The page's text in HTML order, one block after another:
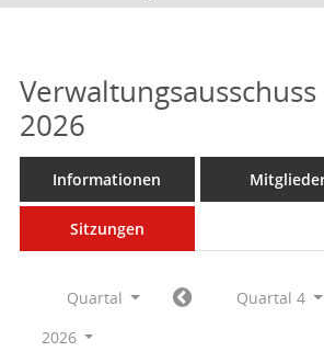
2026
Informationen
Sitzungen
Quartal
Quartal 4
2026